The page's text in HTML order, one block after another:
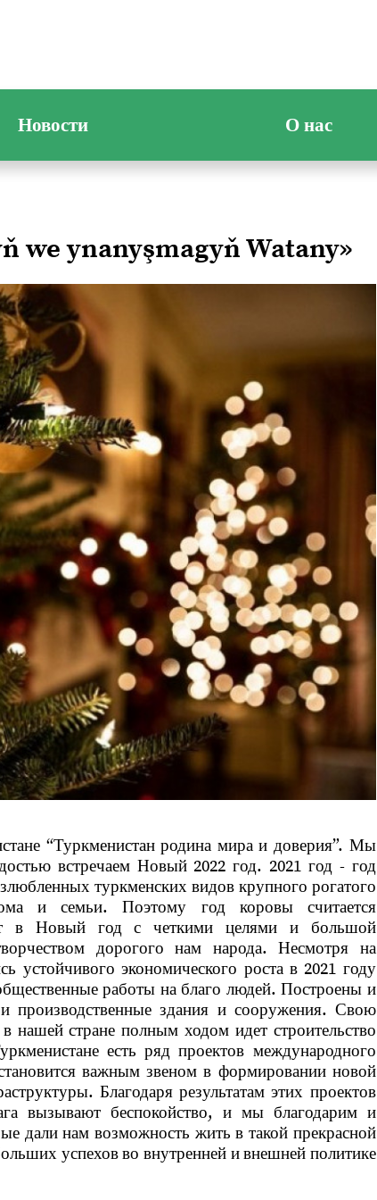
Новости О нас
we ynanyşmagyň Watany»
“Туркменистан родина мира и доверия”. Мы
встречаем Новый 2022 год. 2021 год - год
туркменских видов крупного рогатого
и семьи. Поэтому год коровы считается
в Новый год с четкими целями и большой
дорогого нам народа. Несмотря на
экономического роста в 2021 году
работы на благо людей. Построены и
производственные здания и сооружения. Свою
нашей стране полным ходом идет строительство
есть ряд проектов международного
важным звеном в формировании новой
Благодаря результатам этих проектов
вызывают беспокойство, и мы благодарим и
дали нам возможность жить в такой прекрасной
успехов во внутренней и внешней политике